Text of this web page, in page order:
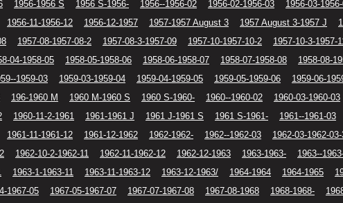
1956-1956 S 1956 S-1956- 1956--1956-02 1956-02-1956-03 1956-03-
1956-11-1956-12 1956-12-1957 1957-1957 August 3 1957 August 3-1957 J
1957-08-1957-08-2 1957-08-3-1957-09 1957-10-1957-10-2 1957-10-3-1957-
04-1958-05 1958-05-1958-06 1958-06-1958-07 1958-07-1958-08 1958-08-
1959-03 1959-03-1959-04 1959-04-1959-05 1959-05-1959-06 1959-06-
196-1960 M 1960 M-1960 S 1960 S-1960- 1960--1960-02 1960-03-1960-03
1960-11-2-1961 1961-1961 J 1961 J-1961 S 1961 S-1961- 1961--1961-03
1961-11-1961-12 1961-12-1962 1962-1962- 1962--1962-03 1962-03-1962-
1962-10-2-1962-11 1962-11-1962-12 1962-12-1963 1963-1963- 1963--
1963-1-1963-11 1963-11-1963-12 1963-12-1963/ 1964-1964 1964-1965
1967-05 1967-05-1967-07 1967-07-1967-08 1967-08-1968 1968-1968-